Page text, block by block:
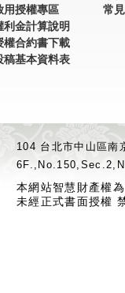
用授權專區
利金計算說明
權合約書下載
稿基本資料表
常
104 台北市中山區
本網站智慧財產權
未經正式書面授權